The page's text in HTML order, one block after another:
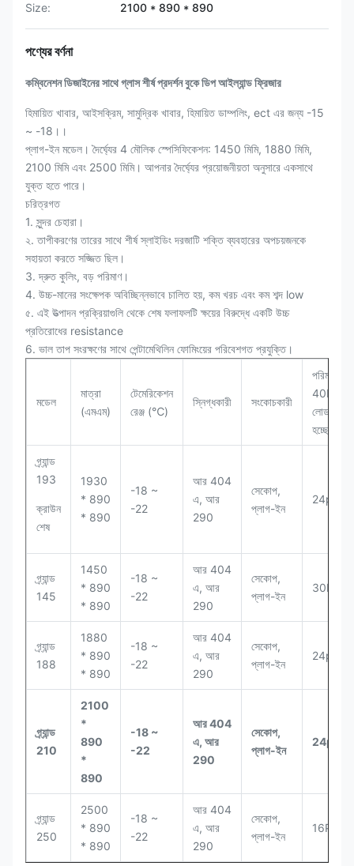
Size:
2100 * 890 * 890
পণ্যের বর্ণনা
কম্বিনেশন ডিজাইনের সাথে গ্লাস শীর্ষ প্রদর্শন বুকে ডিপ আইল্যান্ড ফ্রিজার
হিমায়িত খাবার, আইসক্রিম, সামুদ্রিক খাবার, হিমায়িত ডাম্পলিং, ect এর জন্য -15
~ -18।।
প্লাগ-ইন মডেল। দৈর্ঘ্যের 4 মৌলিক স্পেসিফিকেশন: 1450 মিমি, 1880 মিমি,
2100 মিমি এবং 2500 মিমি। আপনার দৈর্ঘ্যের প্রয়োজনীয়তা অনুসারে একসাথে
যুক্ত হতে পারে।
চরিত্রগত
1. সুন্দর চেহারা।
২. তাপীকরণের তারের সাথে শীর্ষ স্লাইডিং দরজাটি শক্তি ব্যবহারের অপচয়জনকে
সহায়তা করতে সজ্জিত ছিল।
3. দ্রুত কুলিং, বড় পরিমাণ।
4. উচ্চ-মানের সংক্ষেপক অবিচ্ছিন্নভাবে চালিত হয়, কম খরচ এবং কম শব্দ low
৫. এই উত্পাদন প্রক্রিয়াগুলি থেকে শেষ ফলাফলটি ক্ষয়ের বিরুদ্ধে একটি উচ্চ
প্রতিরোধের resistance
6. ভাল তাপ সংরক্ষণের সাথে পেন্টামেথিলিন ফোমিংয়ের পরিবেশগত প্রযুক্তি।
মডেল
মাত্রা
(এমএম)
টেমেরিকেশন
রেঞ্জ (℃)
স্নিগ্ধকারী সংকোচকারী
পরিমাণ /
40HQ
লোড
হচ্ছে
গ্র্যান্ড
193
ক্রাউন
শেষ
1930
* 890
* 890
-18 ~
-22
আর 404
এ, আর
290
সেকোপ,
প্লাগ-ইন
24pcs
গ্র্যান্ড
145
1450
* 890
* 890
-18 ~
-22
আর 404
এ, আর
290
সেকোপ,
প্লাগ-ইন
30PCS
গ্র্যান্ড
188
1880
* 890
* 890
-18 ~
-22
আর 404
এ, আর
290
সেকোপ,
প্লাগ-ইন
24pcs
গ্র্যান্ড
210
2100
*
890
*
890
-18 ~
-22
আর 404
এ, আর
290
সেকোপ,
প্লাগ-ইন
24pcs
গ্র্যান্ড
250
2500
* 890
* 890
-18 ~
-22
আর 404
এ, আর
290
সেকোপ,
প্লাগ-ইন
16PCS